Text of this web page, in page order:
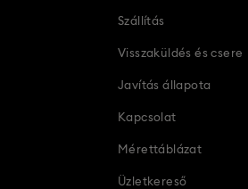
Szállítás
Visszaküldés és csere
Javítás állapota
Kapcsolat
Mérettáblázat
Üzletkereső